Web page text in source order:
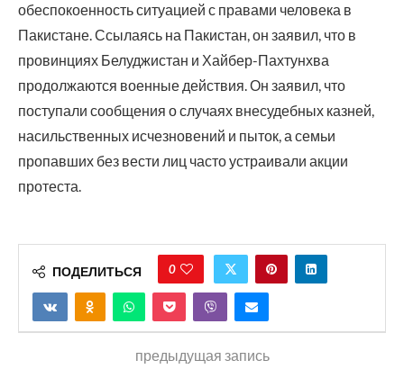
обеспокоенность ситуацией с правами человека в
Пакистане. Ссылаясь на Пакистан, он заявил, что в
провинциях Белуджистан и Хайбер-Пахтунхва
продолжаются военные действия. Он заявил, что
поступали сообщения о случаях внесудебных казней,
насильственных исчезновений и пыток, а семьи
пропавших без вести лиц часто устраивали акции
протеста.
ПОДЕЛИТЬСЯ 0
предыдущая запись